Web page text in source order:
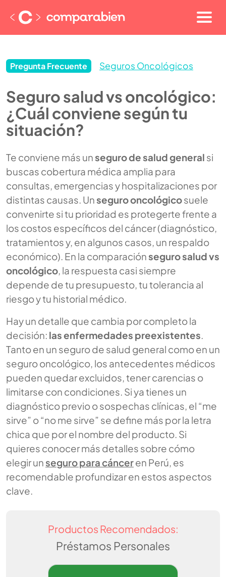
Pregunta Frecuente Seguros Oncológicos
Seguro salud vs oncológico:
¿Cuál conviene según tu
situación?
Te conviene más unseguro de salud general si
buscas cobertura médica amplia para
consultas, emergencias y hospitalizaciones por
distintas causas. Unseguro oncológicosuele
convenirte si tu prioridad es protegerte frente a
los costos específicos del cáncer (diagnóstico,
tratamientos y, en algunos casos, un respaldo
económico). En la comparaciónseguro salud vs
oncológico, la respuesta casi siempre
depende de tu presupuesto, tu tolerancia al
riesgo y tu historial médico.
Hay un detalle que cambia por completo la
decisión: las enfermedades preexistentes.
Tanto en un seguro de salud general como en un
seguro oncológico, los antecedentes médicos
pueden quedar excluidos, tener carencias o
limitarse con condiciones. Si ya tienes un
diagnóstico previo o sospechas clínicas, el “me
sirve” o “no me sirve” se define más por la letra
chica que por el nombre del producto. Si
quieres conocer más detalles sobre cómo
elegir unseguro para cánceren Perú, es
recomendable profundizar en estos aspectos
clave.
Productos Recomendados:
Préstamos Personales